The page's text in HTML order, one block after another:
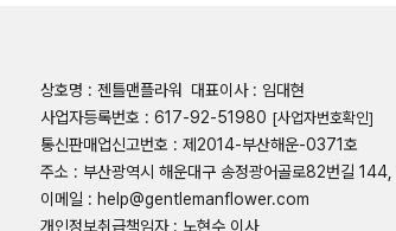
상호명 : 젠틀맨플라워 대표이사 : 임대현
사업자등록번호 : 617-92-51980 [사업자번호확인]
통신판매업신고번호 : 제2014-부산해운-0371호
주소 : 부산광역시 해운대구 송정광어골로82번길 144,
이메일 : help@gentlemanflower.com
개인정보취급책임자 : 노현수 이사